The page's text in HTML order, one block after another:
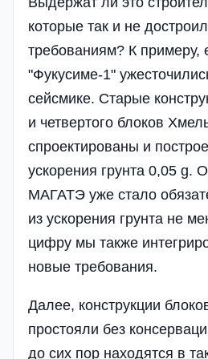
которые так и не
требованиям? К
"Фукусиме-1"
сейсмике. Старые
и четвертого блоков
спроектированы и
ускорения грунта 0,05 g.
МАГАТЭ уже стало
из ускорения грунта не
цифру мы также
новые требования.
Далее, конструкции
простояли без
до сих пор находятся в